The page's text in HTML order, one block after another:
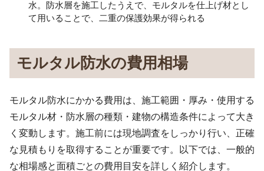
水。防水層を施工したうえで、モルタルを仕上げ材とし
て用いることで、二重の保護効果が得られる
モルタル防水の費用相場
モルタル防水にかかる費用は、施工範囲・厚み・使用する
モルタル材・防水層の種類・建物の構造条件によって大き
く変動します。施工前には現地調査をしっかり行い、正確
な見積もりを取得することが重要です。以下では、一般的
な相場感と面積ごとの費用目安を詳しく紹介します。